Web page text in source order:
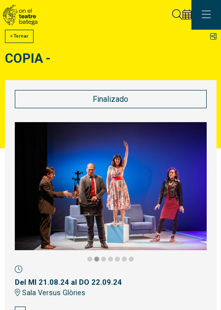
< Tornar
COPIA -
Finalizado
Diapositiva 2 de 7
Del MI 21.08.24al DO 22.09.24
Sala Versus Glòries